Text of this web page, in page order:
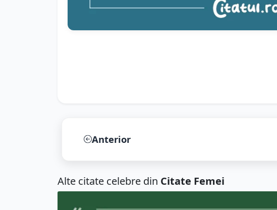
Anterior
Alte citate celebre din Citate Femei